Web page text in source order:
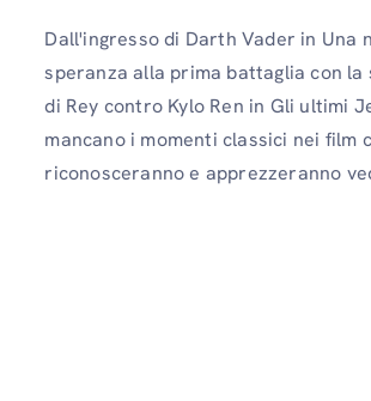
Dall'ingresso di Darth Vader in Una
speranza alla prima battaglia con la
di Rey contro Kylo Ren in Gli ultimi
mancano i momenti classici nei film
riconosceranno e apprezzeranno